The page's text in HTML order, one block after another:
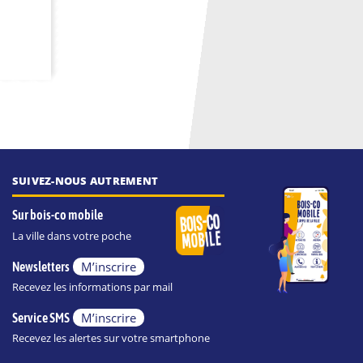
SUIVEZ-NOUS AUTREMENT
Sur bois-co mobile
La ville dans votre poche
Newsletters M’inscrire
Recevez les informations par mail
Service SMS M’inscrire
Recevez les alertes sur votre smartphone